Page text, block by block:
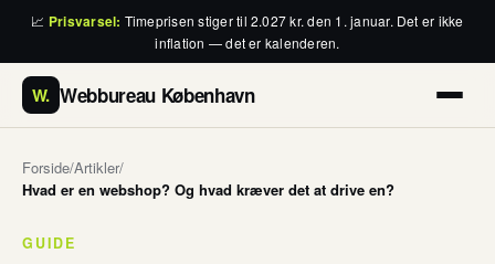
📈 Prisvarsel: Timeprisen stiger til 2.027 kr. den 1. januar. Det er ikke
inflation — det er kalenderen.
W. Webbureau København
Forside/Artikler/
Hvad er en webshop? Og hvad kræver det at drive en?
GUIDE